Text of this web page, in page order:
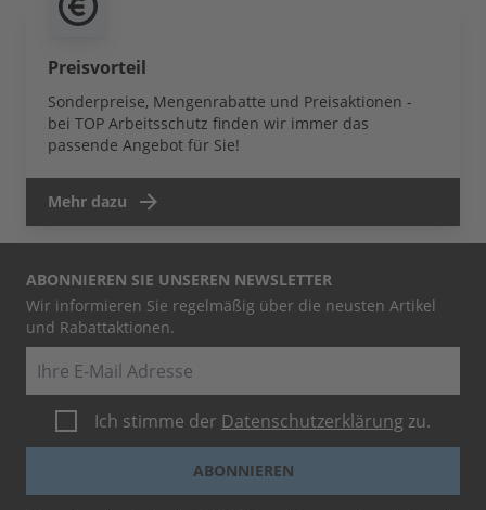
Preisvorteil
Sonderpreise, Mengenrabatte und Preisaktionen -
bei TOP Arbeitsschutz finden wir immer das
passende Angebot für Sie!
Mehr dazu
ABONNIEREN SIE UNSEREN NEWSLETTER
Wir informieren Sie regelmäßig über die neusten Artikel
und Rabattaktionen.
Ich stimme der Datenschutzerklärung zu.
ABONNIEREN